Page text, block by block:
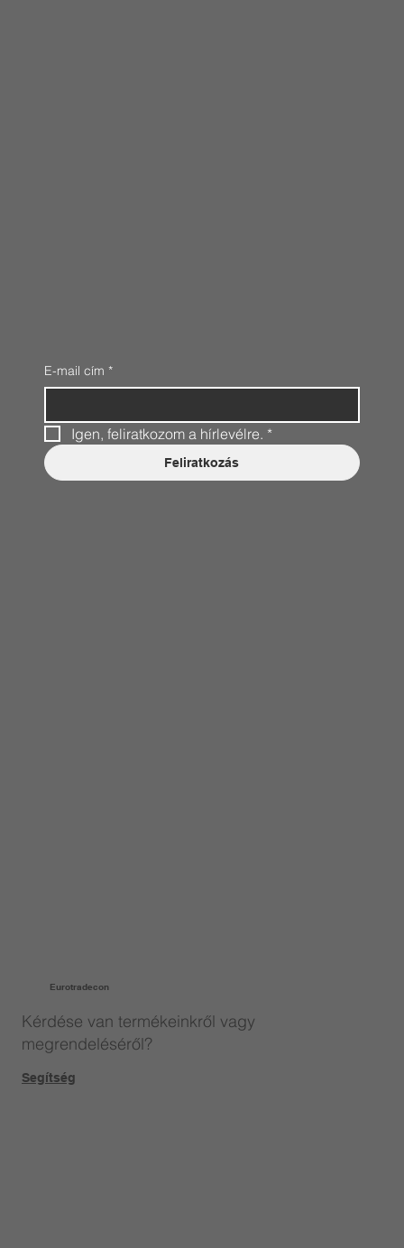
Eurotradecon
Kérdése van termékeinkről vagy
megrendeléséről?
Segítség
E-mail cím *
Igen, feliratkozom a hírlevélre. *
Feliratkozás